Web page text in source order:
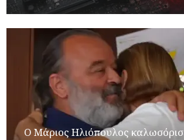
Ο Μάριος Ηλιόπουλος